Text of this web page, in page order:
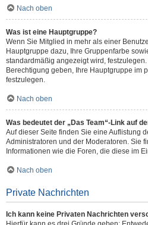
Nach oben
Was ist eine Hauptgruppe?
Wenn Sie Mitglied in mehr als einer
Hauptgruppe dazu, Ihre Gruppenfarbe
standardmäßig angezeigt wird,
Berechtigung geben, Ihre Hauptgruppe im
festzulegen.
Nach oben
Was bedeutet der „Das Team“-Link auf
Auf dieser Seite finden Sie eine Auflistung
Administratoren und der Moderatoren. Sie
Informationen wie die Foren, die diese im
Nach oben
Private Nachrichten
Ich kann keine Privaten Nachrichten